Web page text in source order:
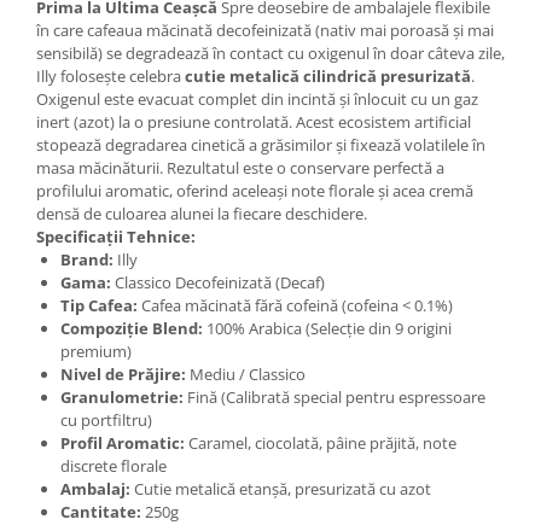
Prima la Ultima Ceașcă Spre deosebire de ambalajele flexibile
în care cafeaua măcinată decofeinizată (nativ mai poroasă și mai
sensibilă) se degradează în contact cu oxigenul în doar câteva zile,
Illy folosește celebracutie metalică cilindrică presurizată.
Oxigenul este evacuat complet din incintă și înlocuit cu un gaz
inert (azot) la o presiune controlată. Acest ecosistem artificial
stopează degradarea cinetică a grăsimilor și fixează volatilele în
masa măcinăturii. Rezultatul este o conservare perfectă a
profilului aromatic, oferind aceleași note florale și acea cremă
densă de culoarea alunei la fiecare deschidere.
Specificații Tehnice:
Brand: Illy
Gama: Classico Decofeinizată (Decaf)
Tip Cafea: Cafea măcinată fără cofeină (cofeina < 0.1%)
Compoziție Blend: 100% Arabica (Selecție din 9 origini
premium)
Nivel de Prăjire: Mediu / Classico
Granulometrie: Fină (Calibrată special pentru espressoare
cu portfiltru)
Profil Aromatic: Caramel, ciocolată, pâine prăjită, note
discrete florale
Ambalaj: Cutie metalică etanșă, presurizată cu azot
Cantitate: 250g